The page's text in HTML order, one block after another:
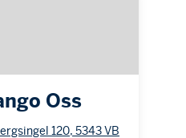
Oss
120, 5343 VB